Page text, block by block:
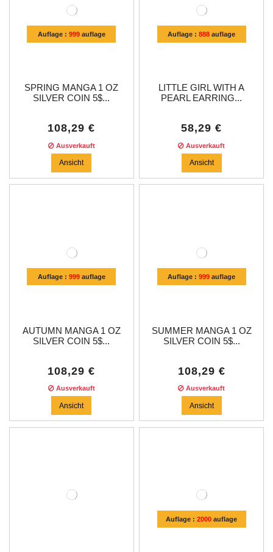
Auflage : 999auflage
SPRING MANGA 1 OZ
SILVER COIN 5$...
108,29 €
Ausverkauft
Ansicht
Auflage :888 auflage
LITTLE GIRL WITH A
PEARL EARRING...
58,29 €
Ausverkauft
Ansicht
Auflage : 999auflage
AUTUMN MANGA 1 OZ
SILVER COIN 5$...
108,29 €
Ausverkauft
Ansicht
Auflage :999 auflage
SUMMER MANGA 1 OZ
SILVER COIN 5$...
108,29 €
Ausverkauft
Ansicht
Auflage :2000 auflage